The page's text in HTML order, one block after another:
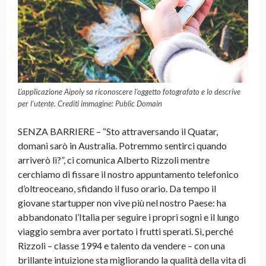
L’applicazione Aipoly sa riconoscere l’oggetto fotografato e lo descrive
per l’utente. Crediti immagine: Public Domain
SENZA BARRIERE – “Sto attraversando il Quatar,
domani sarò in Australia. Potremmo sentirci quando
arriverò lì?”, ci comunica Alberto Rizzoli mentre
cerchiamo di fissare il nostro appuntamento telefonico
d’oltreoceano, sfidando il fuso orario. Da tempo il
giovane startupper non vive più nel nostro Paese: ha
abbandonato l’Italia per seguire i propri sogni e il lungo
viaggio sembra aver portato i frutti sperati. Sì, perché
Rizzoli – classe 1994 e talento da vendere – con una
brillante intuizione sta migliorando la qualità della vita di